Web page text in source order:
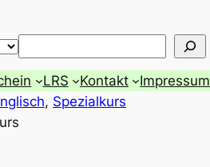
Suchen
LRS Kontakt
Impressum
, Spezialkurs